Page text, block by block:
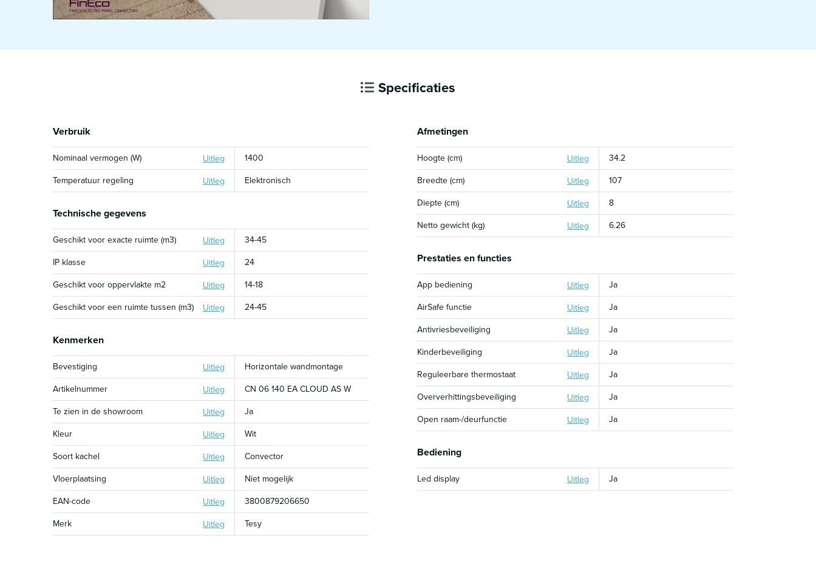
Specificaties
Verbruik
Nominaal vermogen (W) Uitleg
1400
Temperatuur regeling
Uitleg Elektronisch
Technische gegevens
Geschikt voor exacte ruimte (m3) Uitleg
34-45
IP klasse
Uitleg
24
Geschikt voor oppervlakte m2
Uitleg
14-18
Geschikt voor een ruimte tussen (m3)
Uitleg 24-45
Kenmerken
Bevestiging Uitleg
Horizontale wandmontage
Artikelnummer
Uitleg
CN 06 140 EА CLOUD AS W
Te zien in de showroom
Uitleg
Ja
Kleur
Uitleg
Wit
Soort kachel
Uitleg
Convector
Vloerplaatsing
Uitleg
Niet mogelijk
EAN-code
Uitleg
3800879206650
Merk
Uitleg Tesy
Afmetingen
Hoogte (cm) Uitleg
34.2
Breedte (cm)
Uitleg
107
Diepte (cm)
Uitleg
8
Netto gewicht (kg)
Uitleg 6.26
Prestaties en functies
App bediening Uitleg
Ja
AirSafe functie
Uitleg
Ja
Antivriesbeveiliging
Uitleg
Ja
Kinderbeveiliging
Uitleg
Ja
Reguleerbare thermostaat
Uitleg
Ja
Oververhittingsbeveiliging
Uitleg
Ja
Open raam-/deurfunctie
Uitleg Ja
Bediening
Led display Uitleg Ja